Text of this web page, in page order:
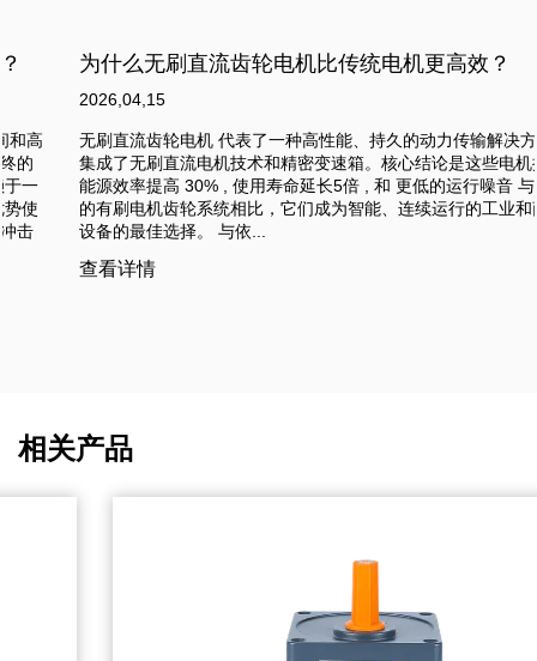
为什么无刷直流齿轮电机比传统电机更高效？
2026,04,15
无刷直流齿轮电机 代表了一种高性能、持久的动力传输解决方案，
集成了无刷直流电机技术和精密变速箱。核心结论是这些电机提供
能源效率提高 30% , 使用寿命延长5倍 , 和 更低的运行噪音 与传统
的有刷电机齿轮系统相比，它们成为智能、连续运行的工业和商业
设备的最佳选择。 与依...
查看详情
相关产品